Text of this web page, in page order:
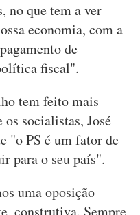
no que tem a ver
economia, com a
de
fiscal".
tem feito mais
os socialistas, José
"o PS é um fator de
para o seu país".
uma oposição
construtiva. Sempre